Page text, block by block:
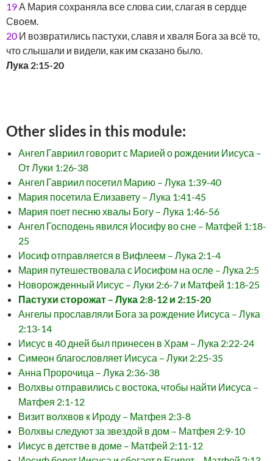
19А Мария сохраняла все слова сии, слагая в сердце
Своем.
20 И возвратились пастухи, славя и хваля Бога за всё то,
что слышали и видели, как им сказано было.
Лука 2:15-20
Other slides in this module:
Ангел Гавриил говорит с Марией о рождении Иисуса –
От Луки 1:26-38
Ангел Гавриил посетил Марию – Лука 1:39-40
Мария посетила Елизавету – Лука 1:41-45
Мария поет песню хвалы Богу – Лука 1:46-56
Ангел Господень явился Иосифу во сне – Матфей 1:18-
25
Иосиф отправляется в Вифлеем – Лука 2:1-4
Мария путешествовала с Иосифом на осле – Лука 2:5
Новорожденный Иисус – Луки 2:6-7 и Матфей 1:18-25
Пастухи сторожат – Лука 2:8-12 и 2:15-20
Ангелы прославляли Бога за рождение Иисуса – Лука
2:13-14
Иисус в 40 дней был принесен в Храм – Лука 2:22-24
Симеон благословляет Иисуса – Луки 2:25-35
Анна Пророчица – Лука 2:36-38
Волхвы отправились с востока, чтобы найти Иисуса –
Матфея 2:1-12
Визит волхвов к Ироду – Матфея 2:3-8
Волхвы следуют за звездой в дом – Матфея 2:9-10
Иисус в детстве в доме – Матфей 2:11-12